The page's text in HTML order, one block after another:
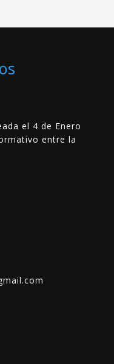
el 4 de Enero
entre la